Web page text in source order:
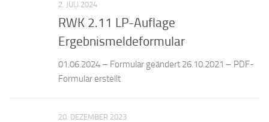
2. JULI 2024
RWK 2.11 LP-Auflage
Ergebnismeldeformular
01.06.2024 – Formular geändert 26.10.2021 – PDF-
Formular erstellt
20. DEZEMBER 2023